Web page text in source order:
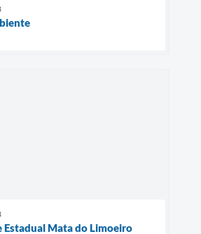
Estadual Mata do Limoeiro